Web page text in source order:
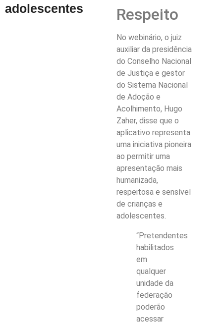
adolescentes
Respeito
No webinário, o juiz
auxiliar da presidência
do Conselho Nacional
de Justiça e gestor
do Sistema Nacional
de Adoção e
Acolhimento, Hugo
Zaher, disse que o
aplicativo representa
uma iniciativa pioneira
ao permitir uma
apresentação mais
humanizada,
respeitosa e sensível
de crianças e
adolescentes.
“Pretendentes
habilitados
em
qualquer
unidade da
federação
poderão
acessar